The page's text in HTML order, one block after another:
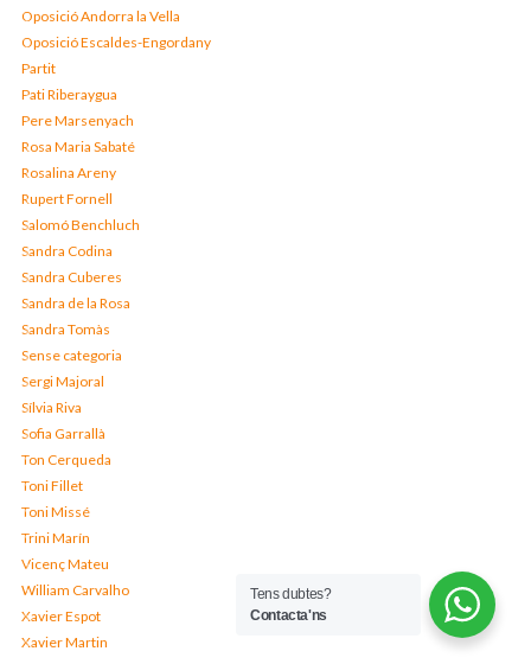
Oposició Andorra la Vella
Oposició Escaldes-Engordany
Partit
Pati Riberaygua
Pere Marsenyach
Rosa Maria Sabaté
Rosalina Areny
Rupert Fornell
Salomó Benchluch
Sandra Codina
Sandra Cuberes
Sandra de la Rosa
Sandra Tomàs
Sense categoria
Sergi Majoral
Sílvia Riva
Sofia Garrallà
Ton Cerqueda
Toni Fillet
Toni Missé
Trini Marín
Vicenç Mateu
William Carvalho
Xavier Espot
Xavier Martin
Tens dubtes?
Contacta'ns